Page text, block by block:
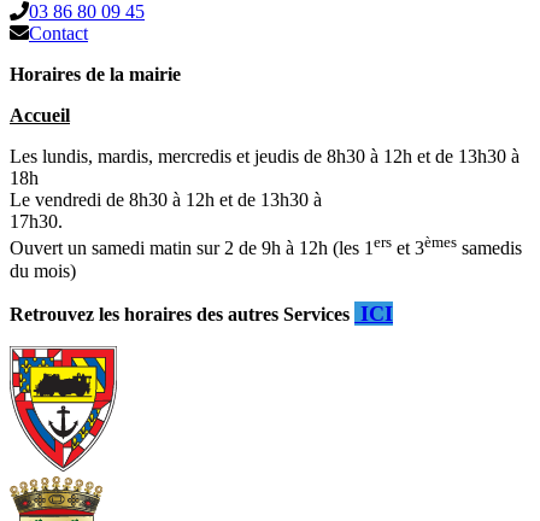
03 86 80 09 45
Contact
Horaires de la mairie
Accueil
Les lundis, mardis, mercredis et jeudis de 8h30 à 12h et de 13h30 à
18h
Le vendredi de 8h30 à 12h et de 13h30 à
17h30.
Ouvert un samedi matin sur 2 de 9h à 12h (les 1ers et 3èmes samedis
du mois)
Retrouvez les horaires des autres Services ICI